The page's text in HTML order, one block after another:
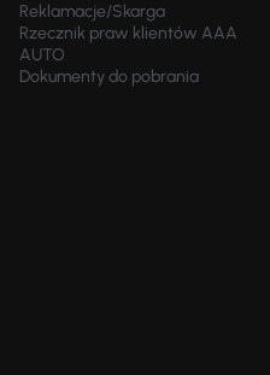
Reklamacje/Skarga
Rzecznik praw klientów AAA
AUTO
Dokumenty do pobrania